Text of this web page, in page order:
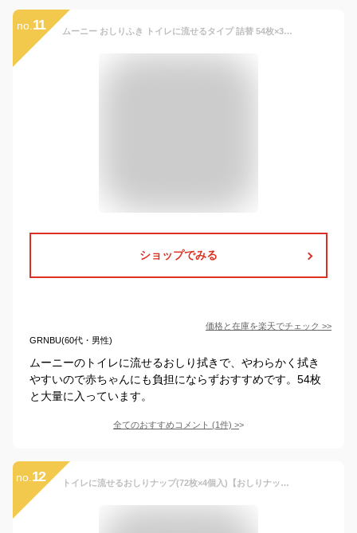
no. 11 ムーニー おしりふき トイレに流せるタイプ 詰替 54枚×3個 【ムーニー】 おしりふき・おむつ用品
ショップでみる
価格と在庫を楽天でチェック >>
GRNBU(60代・男性)
ムーニーのトイレに流せるおしり拭きで、やわらかく拭き
やすいので赤ちゃんにも負担にならずおすすめです。54枚
と大量に入っています。
全てのおすすめコメント (1件) >
no. 12 トイレに流せるおしりナップ(72枚×4個入)【おしりナップ】